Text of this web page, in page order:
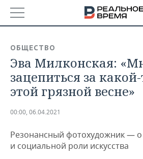
БАШКОРТОСТАН
ТАТАРСТАН
НОВОСТИ
АНАЛИТИКА
ДЕКЛАРАЦИИ О ДОХОДАХ
КОРОЛИ ГОСЗАКАЗА ПФО
НОВОСТИ ЭКОНОМИКИ
ФИНАНСЫ
ПРОМЫШЛЕННОСТЬ
НОВОСТИ
НЕДВИЖИМОСТЬ
ОБЩЕСТВО
Эва Милконская:
зацепиться за
этой грязной весне»
00:00, 06.04.2021
Резонансный фотохудожник — о
и социальной роли искусства